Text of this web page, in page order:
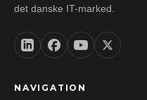
det danske IT-marked.
NAVIGATION